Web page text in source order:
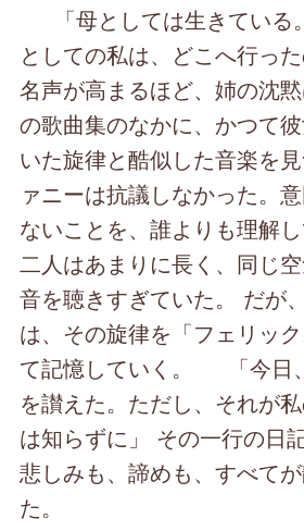
「母としては生きている
としての私は、どこへ行っ
名声が高まるほど、姉の沈
の歌曲集のなかに、かつて
いた旋律と酷似した音楽を
ァニーは抗議しなかった。
ないことを、誰よりも理解し
二人はあまりに長く、同じ
音を聴きすぎていた。 だが
は、その旋律を「フェリッ
て記憶していく。 「今日
を讃えた。ただし、それが
は知らずに」 その一行の日
悲しみも、諦めも、すべて
た。